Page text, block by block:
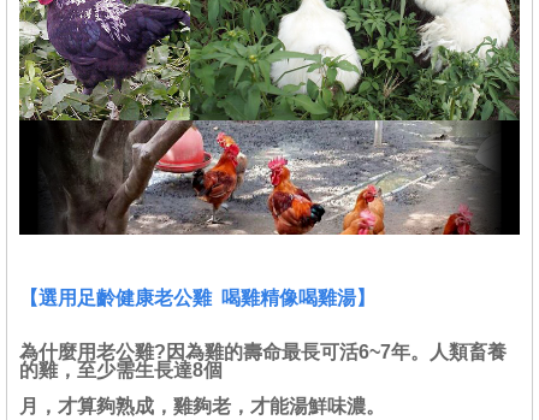
【選用足齡健康老公雞 喝雞精像喝雞湯】
為什麼用老公雞?因為雞的壽命最長可活6~7年。人類畜養
的雞，至少需生長達8個
月，才算夠熟成，雞夠老，才能湯鮮味濃。